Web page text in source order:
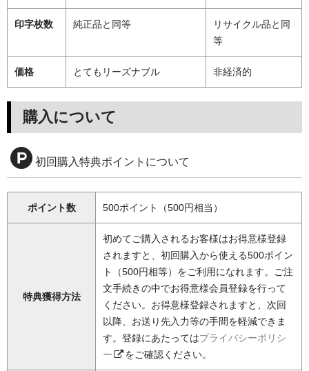
印字枚数 純正品と同等
リサイクル品と同
等
価格 とてもリーズナブル 非経済的
購入について
初回購入特典ポイントについて
ポイント数 500ポイント（500円相当）
特典獲得方法
初めてご購入されるお客様はお得意様登録
されますと、初回購入から使える500ポイン
ト（500円相等）をご利用になれます。ご注
文手続きの中でお得意様会員登録を行って
ください。お得意様登録されますと、次回
以降、お送り先入力等の手間を軽減できま
す。登録にあたってはプライバシーポリシ
ー
をご確認ください。